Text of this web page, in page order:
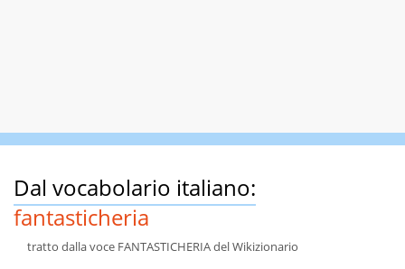
Dal vocabolario italiano:
fantasticheria
tratto dalla voce FANTASTICHERIA del Wikizionario